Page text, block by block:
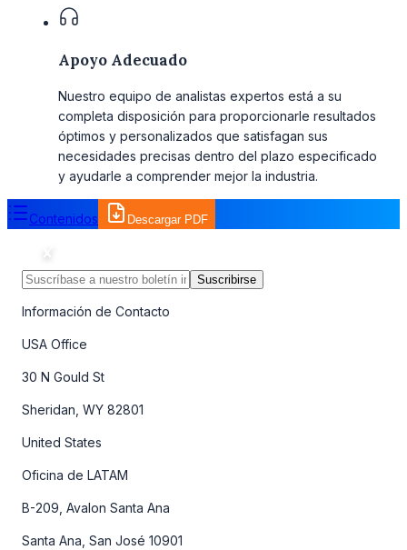
Apoyo Adecuado
Nuestro equipo de analistas expertos está a su
completa disposición para proporcionarle resultados
óptimos y personalizados que satisfagan sus
necesidades precisas dentro del plazo especificado
y ayudarle a comprender mejor la industria.
Contenidos Descargar PDF
Suscribirse
Información de Contacto
USA Office
30 N Gould St
Sheridan, WY 82801
United States
Oficina de LATAM
B-209, Avalon Santa Ana
Santa Ana, San José 10901